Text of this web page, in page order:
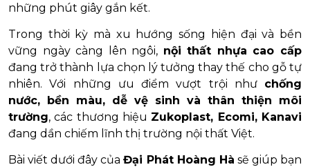
những phút giây gắn kết.
Trong thời kỳ mà xu hướng sống hiện đại và bền
vững ngày càng lên ngôi, nội thất nhựa cao cấp
đang trở thành lựa chọn lý tưởng thay thế cho gỗ tự
nhiên. Với những ưu điểm vượt trội như chống
nước, bền màu, dễ vệ sinh và thân thiện môi
trường, các thương hiệu Zukoplast, Ecomi, Kanavi
đang dần chiếm lĩnh thị trường nội thất Việt.
Bài viết dưới đây củaĐại Phát Hoàng Hà sẽ giúp bạn